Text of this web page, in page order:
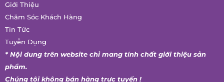
Giới Thiệu
Chăm Sóc Khách Hàng
Tin Tức
Tuyển Dụng
* Nội dung trên website chỉ mang tính chất giới thiệu sản
phẩm.
Chúng tôi không bán hàng trực tuyến !